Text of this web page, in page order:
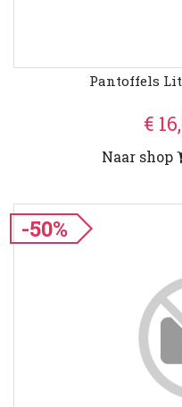
Pantoffels
€
Naar shop
-50%